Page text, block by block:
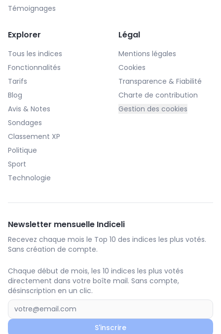
Témoignages
Explorer
Tous les indices
Fonctionnalités
Tarifs
Blog
Avis & Notes
Sondages
Classement XP
Politique
Sport
Technologie
Légal
Mentions légales
Cookies
Transparence & Fiabilité
Charte de contribution
Gestion des cookies
Newsletter mensuelle Indiceli
Recevez chaque mois le Top 10 des indices les plus votés.
Sans création de compte.
Chaque début de mois, les 10 indices les plus votés
directement dans votre boîte mail. Sans compte,
désinscription en un clic.
S'inscrire